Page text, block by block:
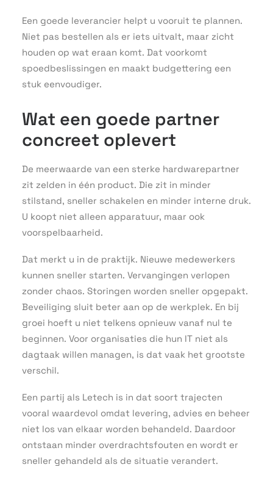
Een goede leverancier helpt u vooruit te plannen.
Niet pas bestellen als er iets uitvalt, maar zicht
houden op wat eraan komt. Dat voorkomt
spoedbeslissingen en maakt budgettering een
stuk eenvoudiger.
Wat een goede partner
concreet oplevert
De meerwaarde van een sterke hardwarepartner
zit zelden in één product. Die zit in minder
stilstand, sneller schakelen en minder interne druk.
U koopt niet alleen apparatuur, maar ook
voorspelbaarheid.
Dat merkt u in de praktijk. Nieuwe medewerkers
kunnen sneller starten. Vervangingen verlopen
zonder chaos. Storingen worden sneller opgepakt.
Beveiliging sluit beter aan op de werkplek. En bij
groei hoeft u niet telkens opnieuw vanaf nul te
beginnen. Voor organisaties die hun IT niet als
dagtaak willen managen, is dat vaak het grootste
verschil.
Een partij als Letech is in dat soort trajecten
vooral waardevol omdat levering, advies en beheer
niet los van elkaar worden behandeld. Daardoor
ontstaan minder overdrachtsfouten en wordt er
sneller gehandeld als de situatie verandert.